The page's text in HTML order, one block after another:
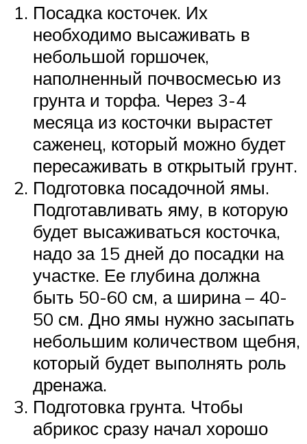
Посадка косточек. Их
необходимо высаживать в
небольшой горшочек,
наполненный почвосмесью из
грунта и торфа. Через 3-4
месяца из косточки вырастет
саженец, который можно будет
пересаживать в открытый грунт.
Подготовка посадочной ямы.
Подготавливать яму, в которую
будет высаживаться косточка,
надо за 15 дней до посадки на
участке. Ее глубина должна
быть 50-60 см, а ширина – 40-
50 см. Дно ямы нужно засыпать
небольшим количеством щебня,
который будет выполнять роль
дренажа.
Подготовка грунта. Чтобы
абрикос сразу начал хорошо